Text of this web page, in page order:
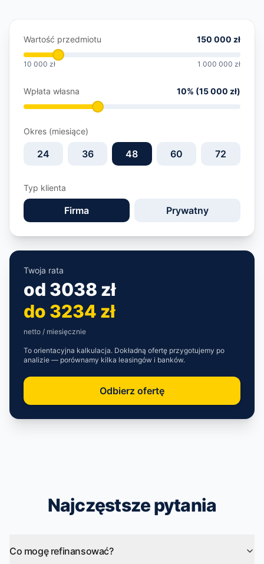
Wartość przedmiotu 150 000 zł
10 000 zł 1 000 000 zł
Wpłata własna 10% (15 000 zł)
Okres (miesiące)
24 36 48 60 72
Typ klienta
Firma Prywatny
Twoja rata
od 3038 zł
do 3234 zł
netto / miesięcznie
To orientacyjna kalkulacja. Dokładną ofertę przygotujemy po
analizie — porównamy kilka leasingów i banków.
Odbierz ofertę
Najczęstsze pytania
Co mogę refinansować?